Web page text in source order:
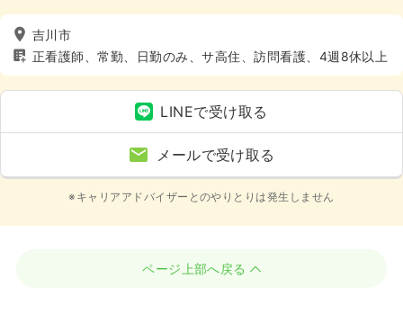
吉川市
正看護師、常勤、日勤のみ、サ高住、訪問看護、4週8休以上
LINEで受け取る
メールで受け取る
※キャリアアドバイザーとのやりとりは発生しません
ページ上部へ戻る